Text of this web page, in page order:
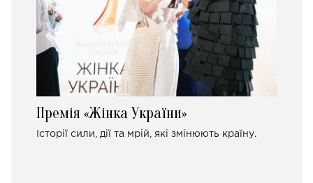
Премія «Жінка України»
Історії сили, дії та мрій, які змінюють країну.